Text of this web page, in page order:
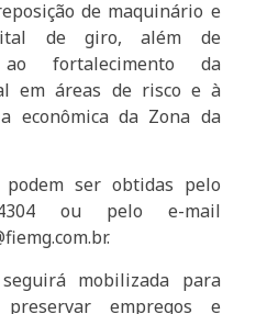
de maquinário e
de giro, além de
fortalecimento da
em áreas de risco e à
econômica da Zona da
podem ser obtidas pelo
ou pelo e-mail
.
mobilizada para
empregos e